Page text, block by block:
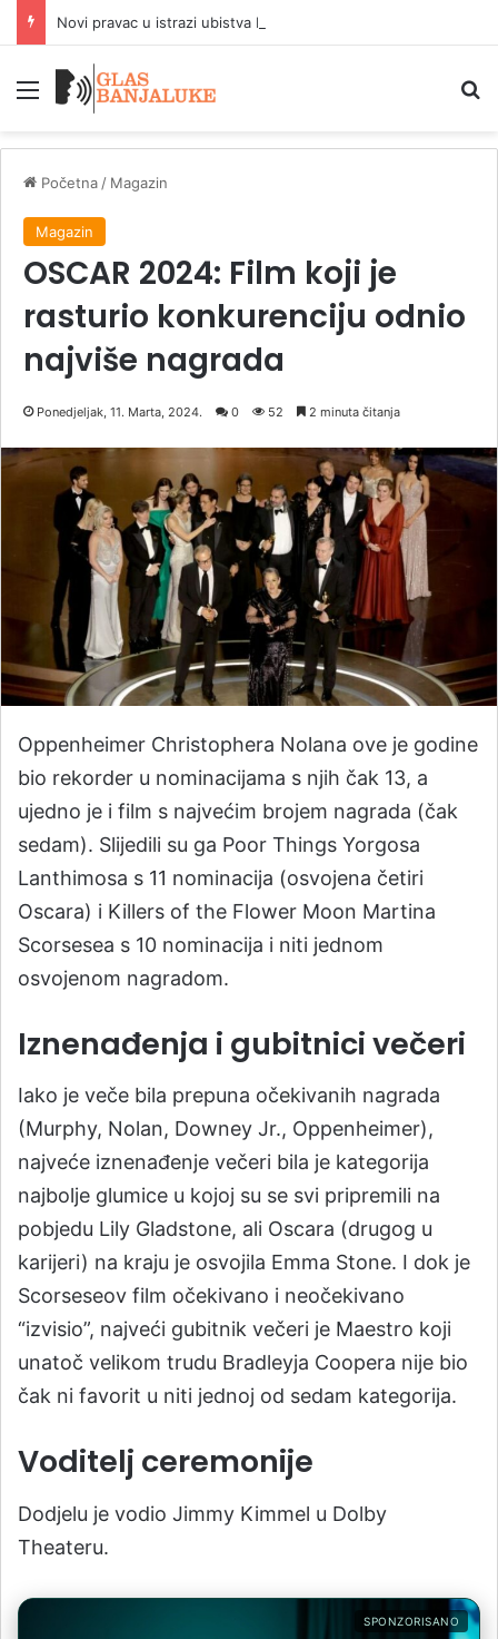
Novi pravac u istrazi ubistva En Vidikomb
Meni
Početna / Magazin
Magazin
OSCAR 2024: Film koji je
rasturio konkurenciju odnio
najviše nagrada
Ponedjeljak, 11. Marta, 2024. 0 52 2 minuta čitanja
Oppenheimer Christophera Nolana ove je godine
bio rekorder u nominacijama s njih čak 13, a
ujedno je i film s najvećim brojem nagrada (čak
sedam). Slijedili su ga Poor Things Yorgosa
Lanthimosa s 11 nominacija (osvojena četiri
Oscara) i Killers of the Flower Moon Martina
Scorsesea s 10 nominacija i niti jednom
osvojenom nagradom.
Iznenađenja i gubitnici večeri
Iako je veče bila prepuna očekivanih nagrada
(Murphy, Nolan, Downey Jr., Oppenheimer),
najveće iznenađenje večeri bila je kategorija
najbolje glumice u kojoj su se svi pripremili na
pobjedu Lily Gladstone, ali Oscara (drugog u
karijeri) na kraju je osvojila Emma Stone. I dok je
Scorseseov film očekivano i neočekivano
“izvisio”, najveći gubitnik večeri je Maestro koji
unatoč velikom trudu Bradleyja Coopera nije bio
čak ni favorit u niti jednoj od sedam kategorija.
Voditelj ceremonije
Dodjelu je vodio Jimmy Kimmel u Dolby
Theateru.
SPONZORISANO